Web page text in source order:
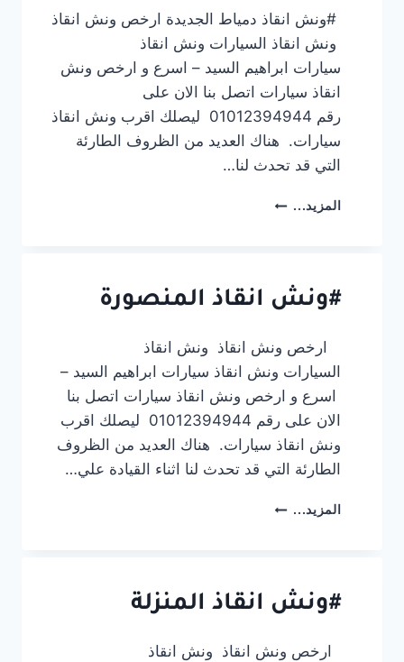
#ونش انقاذ دمياط الجديدة ارخص ونش انقاذ
ونش انقاذ السيارات ونش انقاذ
سيارات ابراهيم السيد – اسرع و ارخص ونش
انقاذ سيارات اتصل بنا الان على
رقم 01012394944 ليصلك اقرب ونش انقاذ
سيارات. هناك العديد من الظروف الطارئة
التي قد تحدث لنا…
المزيد... #ونش
#ونش انقاذ المنصورة
ارخص ونش انقاذ ونش انقاذ
السيارات ونش انقاذ سيارات ابراهيم السيد –
اسرع و ارخص ونش انقاذ سيارات اتصل بنا
الان على رقم 01012394944 ليصلك اقرب
ونش انقاذ سيارات. هناك العديد من الظروف
الطارئة التي قد تحدث لنا اثناء القيادة علي…
المزيد... #ونش
#ونش انقاذ المنزلة
ارخص ونش انقاذ ونش انقاذ